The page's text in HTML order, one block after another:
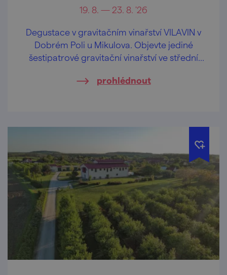
19. 8. — 23. 8. '26
Degustace v gravitačním vinařství VILAVIN v
Dobrém Poli u Mikulova. Objevte jediné
šestipatrové gravitační vinařství ve střední
prohlédnout